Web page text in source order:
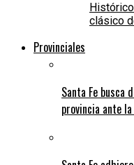
clásico
Provinciales
Santa Fe busca
provincia ante